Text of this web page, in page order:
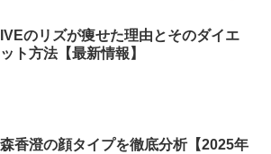
IVEのリズが痩せた理由とそのダイエ
ット方法【最新情報】
森香澄の顔タイプを徹底分析【2025年